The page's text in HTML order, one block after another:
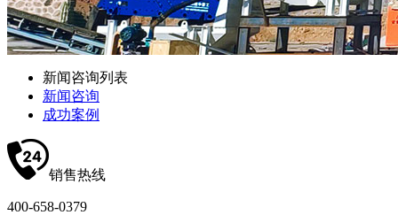
新闻咨询列表
新闻咨询
成功案例
销售热线
400-658-0379